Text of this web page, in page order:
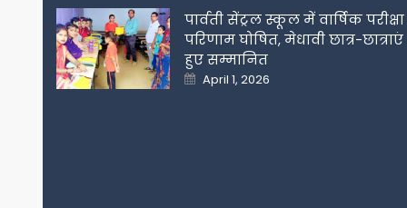
पार्वती सेंट्रल स्कूल में वार्षिक परीक्षा
परिणाम घोषित, मेधावी छात्र-छात्राएं
हुए सम्मानित
Posted
on
April 1, 2026